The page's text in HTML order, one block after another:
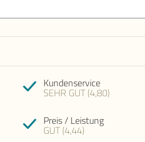
Kundenservice
SEHR GUT (4,80)
Preis / Leistung
GUT (4,44)